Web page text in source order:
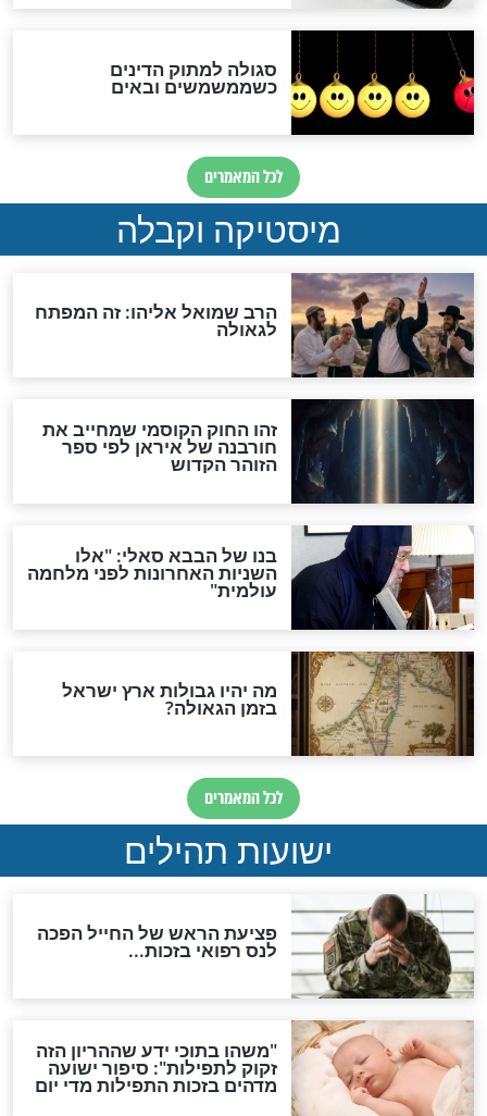
מה יהיה בימות המשיח?
"לפני הגאולה תהיה אפיקורסות
והכחשה גדולה מאוד של
האמונה"
האם לאחר בוא המשיח יהיה
אפשר לחזור בתשובה?
לכל המאמרים
להמתקת הדינים וביטול
גזרות
סגולת ע"ב שמות הקודש
תפילה סגולית להמתקת
הדינים